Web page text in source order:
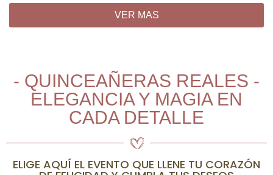
VER MAS
- QUINCEAÑERAS REALES -
ELEGANCIA Y MAGIA EN
CADA DETALLE
ELIGE AQUÍ EL EVENTO QUE LLENE TU CORAZÓN